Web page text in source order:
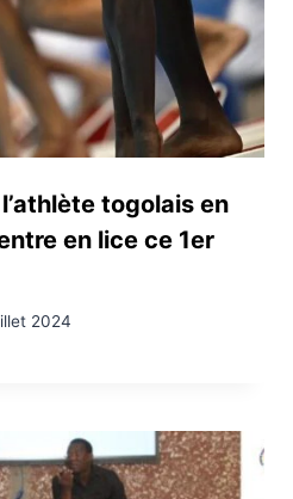
togolais en
en lice ce 1er
2024